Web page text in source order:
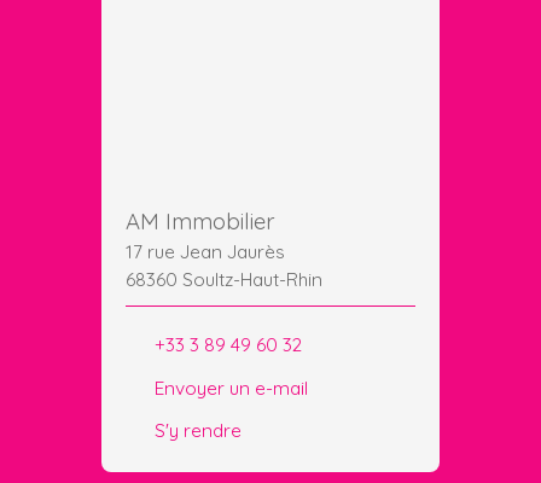
AM Immobilier
17 rue Jean Jaurès
68360 Soultz-Haut-Rhin
+33 3 89 49 60 32
Envoyer un e-mail
S'y rendre